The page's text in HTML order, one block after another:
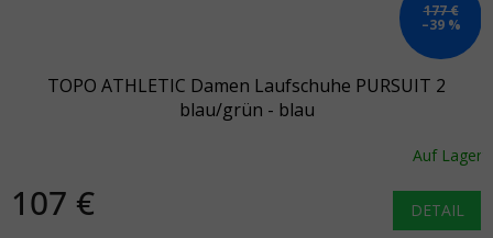
177 €
–39 %
TOPO ATHLETIC Damen Laufschuhe PURSUIT 2
blau/grün - blau
Auf Lager
107 € DETAIL